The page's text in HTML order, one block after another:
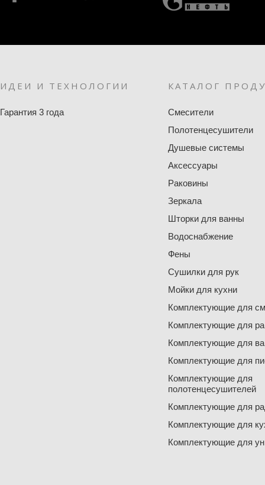
ИДЕИ И ТЕХНОЛОГИИ
Гарантия 3 года
КАТАЛОГ
Смесители
Полотенцесушители
Душевые системы
Аксессуары
Раковины
Зеркала
Шторки для ванны
Водоснабжение
Фены
Сушилки для рук
Мойки для кухни
Комплектующие для
Комплектующие для
Комплектующие для
Комплектующие для
Комплектующие для
полотенцесушителей
Комплектующие для
Комплектующие для
Комплектующие для